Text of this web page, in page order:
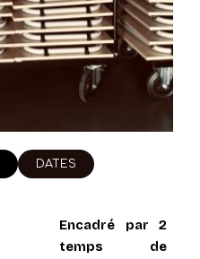
DATES
Encadré par 2
temps de